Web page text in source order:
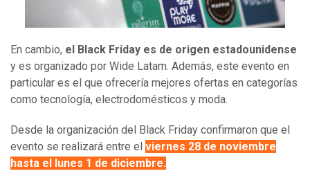
En cambio, el Black Friday es de origen estadounidense
y es organizado por Wide Latam. Además, este evento en
particular es el que ofrecería mejores ofertas en categorías
como tecnología, electrodomésticos y moda.
Desde la organización del Black Friday confirmaron que el
evento se realizará entre el viernes 28 de noviembre
hasta el lunes 1 de diciembre.